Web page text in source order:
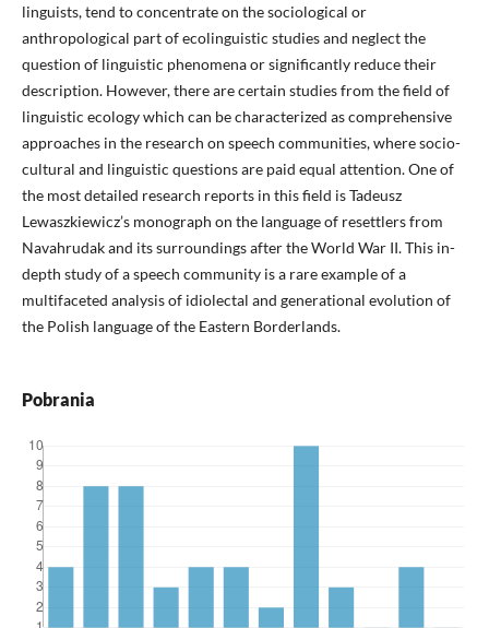
linguists, tend to concentrate on the sociological or
anthropological part of ecolinguistic studies and neglect the
question of linguistic phenomena or significantly reduce their
description. However, there are certain studies from the field of
linguistic ecology which can be characterized as comprehensive
approaches in the research on speech communities, where socio-
cultural and linguistic questions are paid equal attention. One of
the most detailed research reports in this field is Tadeusz
Lewaszkiewicz’s monograph on the language of resettlers from
Navahrudak and its surroundings after the World War II. This in-
depth study of a speech community is a rare example of a
multifaceted analysis of idiolectal and generational evolution of
the Polish language of the Eastern Borderlands.
Pobrania